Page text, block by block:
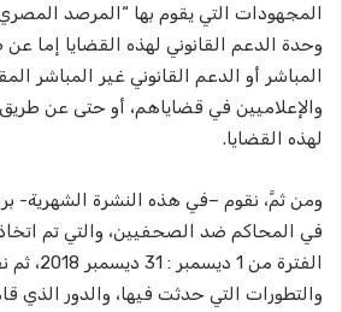
المجهودات التي يقوم بها “المرصد
وحدة الدعم القانوني لهذه القضايا إما عن
المباشر أو الدعم القانوني غير المباشر
والإعلاميين في قضاياهم، أو حتى عن طريق
لهذه القضايا.
ومن ثمَّ، نقوم –في هذه النشرة الشهرية-
في المحاكم ضد الصحفيين، والتي تم
الفترة من
والتطورات التي حدثت فيها، والدور الذي